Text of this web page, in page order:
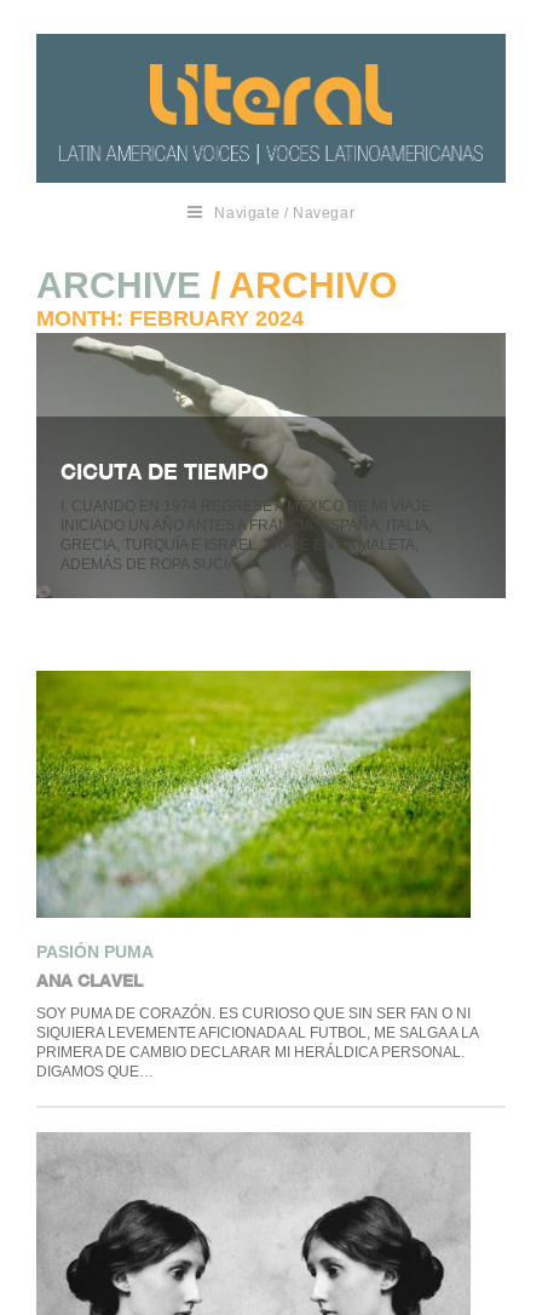
Navigate / Navegar
ARCHIVE / ARCHIVO
MONTH: FEBRUARY 2024
CICUTA DE TIEMPO
I. CUANDO EN 1974 REGRESÉ A MÉXICO DE MI VIAJE
INICIADO UN AÑO ANTES A FRANCIA, ESPAÑA, ITALIA,
GRECIA, TURQUÍA E ISRAEL, TRAJE EN LA MALETA,
ADEMÁS DE ROPA SUCIA,…
PASIÓN PUMA
ANA CLAVEL
SOY PUMA DE CORAZÓN. ES CURIOSO QUE SIN SER FAN O NI
SIQUIERA LEVEMENTE AFICIONADA AL FUTBOL, ME SALGA A LA
PRIMERA DE CAMBIO DECLARAR MI HERÁLDICA PERSONAL.
DIGAMOS QUE…